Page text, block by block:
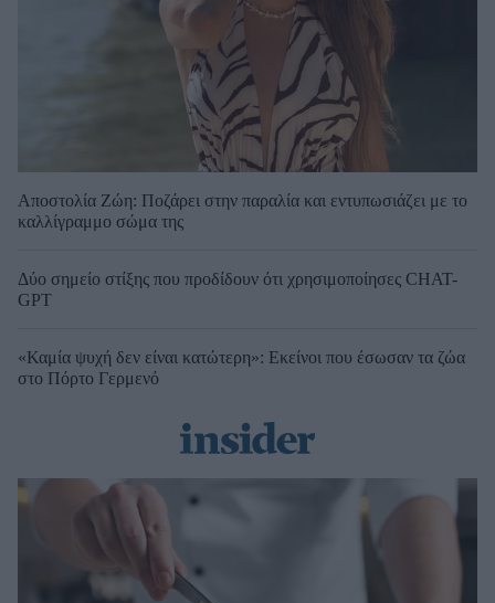
Αποστολία Ζώη: Ποζάρει στην παραλία και εντυπωσιάζει με το
καλλίγραμμο σώμα της
Δύο σημείο στίξης που προδίδουν ότι χρησιμοποίησες CHAT-
GPT
«Καμία ψυχή δεν είναι κατώτερη»: Εκείνοι που έσωσαν τα ζώα
στο Πόρτο Γερμενό